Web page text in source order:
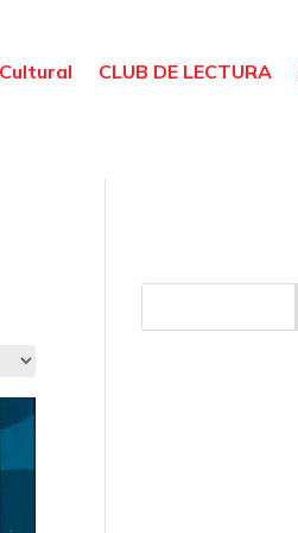
CLUB DE LECTURA